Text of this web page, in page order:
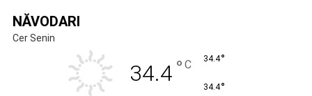
NĂVODARI
Cer Senin
34.4 ° C 34.4°
34.4°